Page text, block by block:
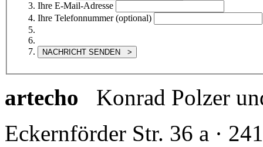
Ihre E-Mail-Adresse
Ihre Telefonnummer (optional)
artecho Konrad Polzer
Eckernförder Str. 36 a ·